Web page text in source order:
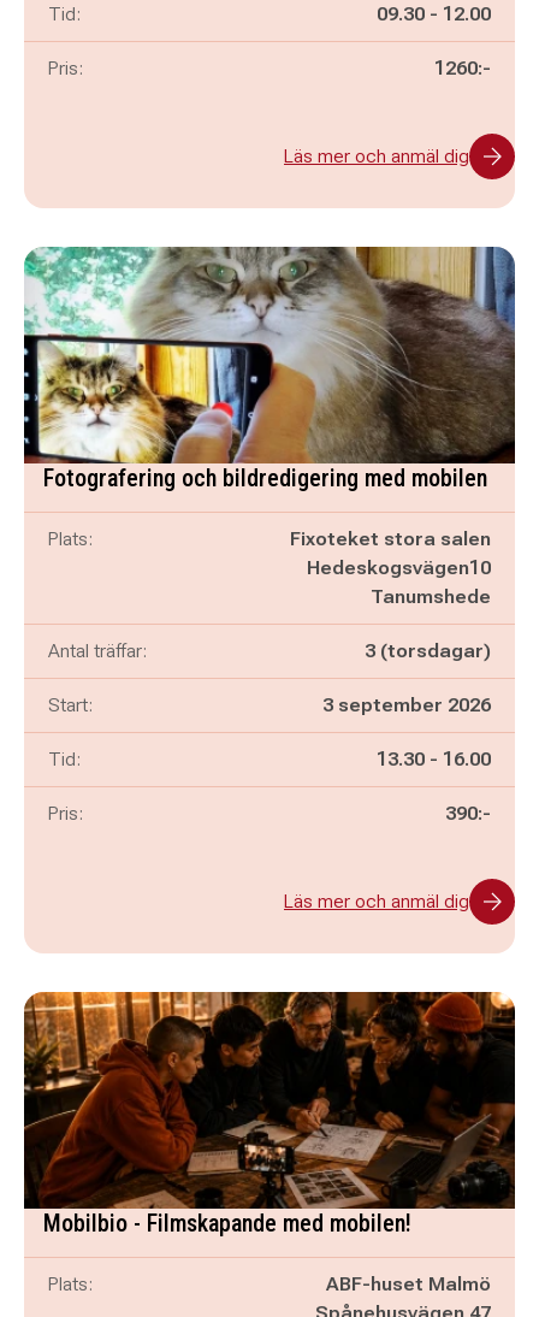
Tid: Pågår mellan
09.30 - och
12.00
Pris: 1260:-
Läs mer och anmäl dig
Fotografering och bildredigering med mobilen
Plats:
Fixoteket stora salen
Hedeskogsvägen10
Tanumshede
Antal träffar: 3 (torsdagar)
Start: 3 september 2026
Tid: Pågår mellan
13.30 - och
16.00
Pris: 390:-
Läs mer och anmäl dig
Mobilbio - Filmskapande med mobilen!
Plats:
ABF-huset Malmö